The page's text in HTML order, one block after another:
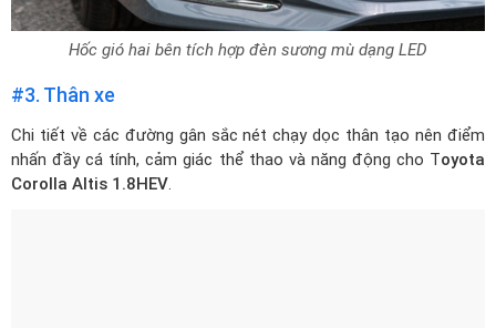
Hốc gió hai bên tích hợp đèn sương mù dạng LED
#3. Thân xe
Chi tiết về các đường gân sắc nét chạy dọc thân tạo nên điểm
nhấn đầy cá tính, cảm giác thể thao và năng động cho Toyota
Corolla Altis 1.8HEV.